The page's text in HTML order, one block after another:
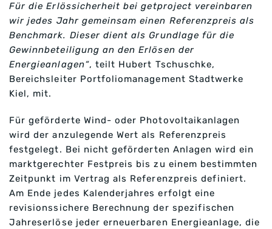
Für die Erlössicherheit bei getproject vereinbaren
wir jedes Jahr gemeinsam einen Referenzpreis als
Benchmark. Dieser dient als Grundlage für die
Gewinnbeteiligung an den Erlösen der
Energieanlagen“, teilt Hubert Tschuschke,
Bereichsleiter Portfoliomanagement Stadtwerke
Kiel, mit.
Für geförderte Wind- oder Photovoltaikanlagen
wird der anzulegende Wert als Referenzpreis
festgelegt. Bei nicht geförderten Anlagen wird ein
marktgerechter Festpreis bis zu einem bestimmten
Zeitpunkt im Vertrag als Referenzpreis definiert.
Am Ende jedes Kalenderjahres erfolgt eine
revisionssichere Berechnung der spezifischen
Jahreserlöse jeder erneuerbaren Energieanlage, die